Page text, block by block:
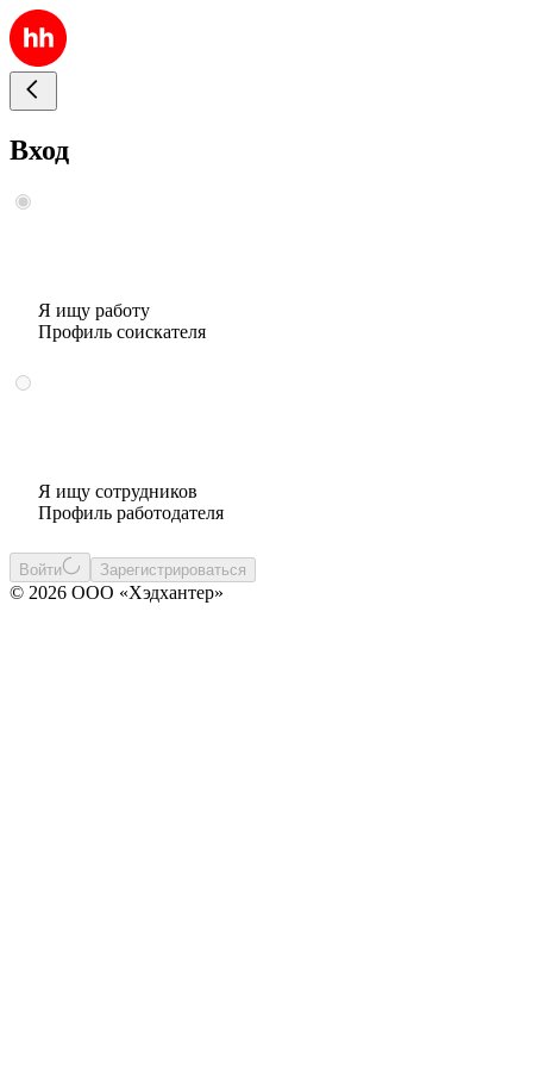
Вход
Я ищу работу
Профиль соискателя
Я ищу сотрудников
Профиль работодателя
Войти Зарегистрироваться
© 2026 ООО «Хэдхантер»